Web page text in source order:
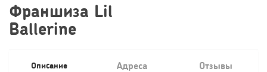
Франшиза Lil
Ballerine
Описание Адреса Отзывы